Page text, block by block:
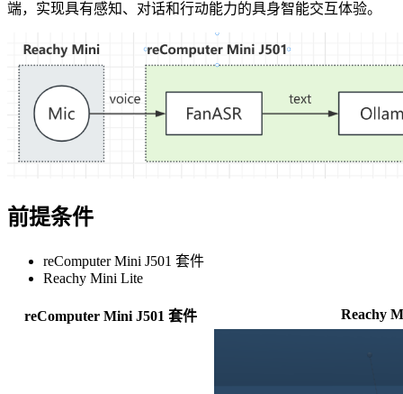
端，实现具有感知、对话和行动能力的具身智能交互体验。
前提条件
reComputer Mini J501 套件
Reachy Mini Lite
reComputer Mini J501 套件 Reachy